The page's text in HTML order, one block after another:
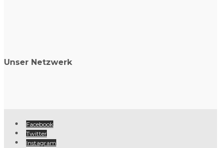
Unser Netzwerk
Facebook
Twitter
Instagram